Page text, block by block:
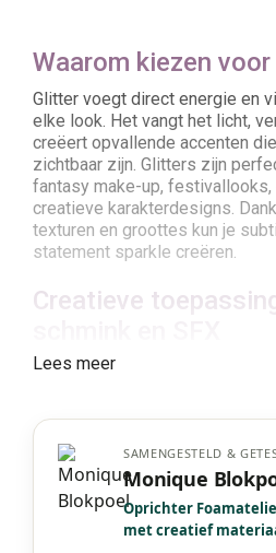
Waarom kiezen
Glitter voegt direct energie en
elke look. Het vangt het licht,
creëert opvallende accenten
zichtbaar zijn. Glitters zijn
fantasy make-up,
creatieve karakterdesigns.
texturen en groottes kun je
statement sparkle creëren.
Creatieve
Glitters worden gebruikt voor
gebruiken glitter voor magische
stijlen, anime-looks en
worden glitters toegepast voor
etherische huidstructuren of
Kindergrime wordt er extra
Lees meer
SAMENGESTELD &
Monique
Oprichter
met creatief